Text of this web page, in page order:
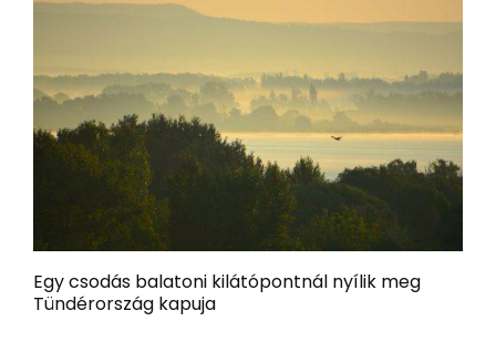
Egy csodás balatoni kilátópontnál nyílik meg
Tündérország kapuja